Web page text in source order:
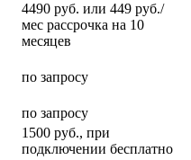
4490 руб. или 449 руб./
мес рассрочка на 10
месяцев
по запросу
по запросу
1500 руб., при
подключении бесплатно